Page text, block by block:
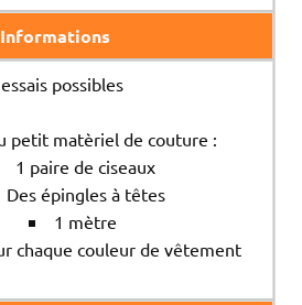
Informations
possibles
petit matèriel de couture :
1 paire de ciseaux
Des épingles à têtes
1 mètre
chaque couleur de vêtement